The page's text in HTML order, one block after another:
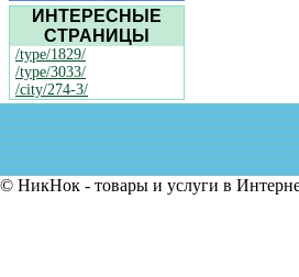
ИНТЕРЕСНЫЕ
СТРАНИЦЫ
/type/1829/
/type/3033/
/city/274-3/
© НикНок - товары и услуги в